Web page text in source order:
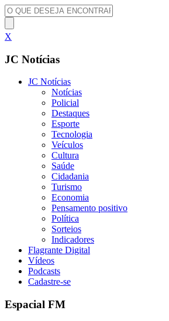
X
JC Notícias
JC Notícias
Notícias
Policial
Destaques
Esporte
Tecnologia
Veículos
Cultura
Saúde
Cidadania
Turismo
Economia
Pensamento positivo
Política
Sorteios
Indicadores
Flagrante Digital
Vídeos
Podcasts
Cadastre-se
Espacial FM